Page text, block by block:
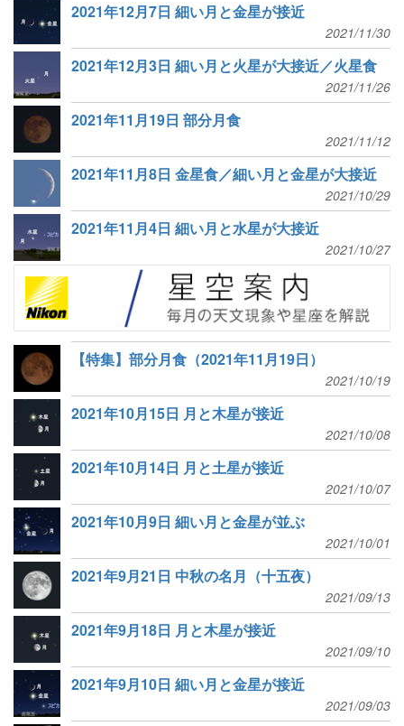
2021年12月7日 細い月と金星が接近
2021/11/30
2021年12月3日 細い月と火星が大接近／火星食
2021/11/26
2021年11月19日 部分月食
2021/11/12
2021年11月8日 金星食／細い月と金星が大接近
2021/10/29
2021年11月4日 細い月と水星が大接近
2021/10/27
【特集】部分月食（2021年11月19日）
2021/10/19
2021年10月15日 月と木星が接近
2021/10/08
2021年10月14日 月と土星が接近
2021/10/07
2021年10月9日 細い月と金星が並ぶ
2021/10/01
2021年9月21日 中秋の名月（十五夜）
2021/09/13
2021年9月18日 月と木星が接近
2021/09/10
2021年9月10日 細い月と金星が接近
2021/09/03